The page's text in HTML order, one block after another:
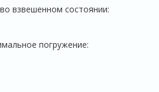
взвешенном состоянии:
погружение: